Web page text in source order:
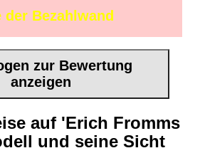
der Bezahlwand
zur Bewertung
anzeigen
auf 'Erich Fromms
und seine Sicht